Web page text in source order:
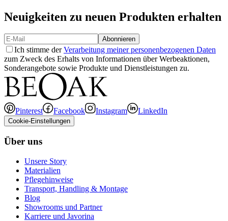
Neuigkeiten zu neuen Produkten erhalten
Abonnieren
Ich stimme derVerarbeitung meiner personenbezogenen Daten
zum Zweck des Erhalts von Informationen über Werbeaktionen,
Sonderangebote sowie Produkte und Dienstleistungen zu.
Pinterest Facebook Instagram LinkedIn
Cookie-Einstellungen
Über uns
Unsere Story
Materialien
Pflegehinweise
Transport, Handling & Montage
Blog
Showrooms und Partner
Karriere und Javorina